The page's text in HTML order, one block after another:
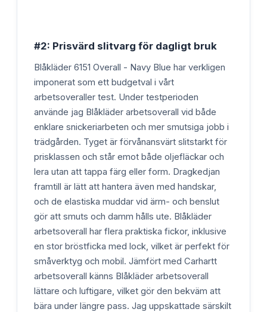
#2: Prisvärd slitvarg för dagligt bruk
Blåkläder 6151 Overall - Navy Blue har verkligen
imponerat som ett budgetval i vårt
arbetsoveraller test. Under testperioden
använde jag Blåkläder arbetsoverall vid både
enklare snickeriarbeten och mer smutsiga jobb i
trädgården. Tyget är förvånansvärt slitstarkt för
prisklassen och står emot både oljefläckar och
lera utan att tappa färg eller form. Dragkedjan
framtill är lätt att hantera även med handskar,
och de elastiska muddar vid ärm- och benslut
gör att smuts och damm hålls ute. Blåkläder
arbetsoverall har flera praktiska fickor, inklusive
en stor bröstficka med lock, vilket är perfekt för
småverktyg och mobil. Jämfört med Carhartt
arbetsoverall känns Blåkläder arbetsoverall
lättare och luftigare, vilket gör den bekväm att
bära under längre pass. Jag uppskattade särskilt